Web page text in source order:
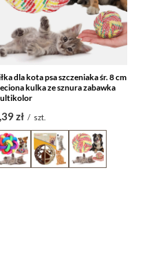
dla kota psa szczeniaka śr. 8 cm
kulka ze sznura zabawka
zł / szt.